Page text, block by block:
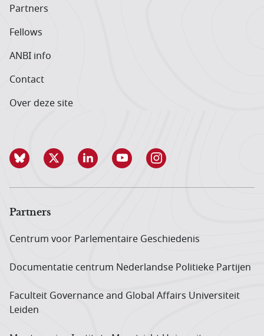
Partners
Fellows
ANBI info
Contact
Over deze site
Partners
Centrum voor Parlementaire Geschiedenis
Documentatie centrum Neder­landse Politieke Partijen
Faculteit Governance and Global Affairs Universiteit
Leiden